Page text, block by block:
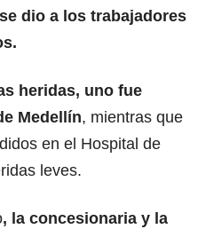
dio a los trabajadores
heridas, uno fue
Medellín, mientras que
en el Hospital de
leves.
, la concesionaria y la